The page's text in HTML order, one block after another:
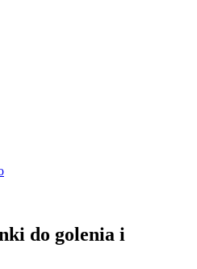
do golenia i